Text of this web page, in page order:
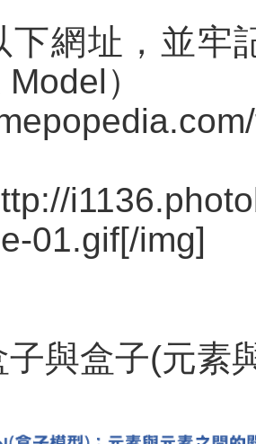
下網址，並牢
Model）
01.gif[/img]
子與盒子(元素